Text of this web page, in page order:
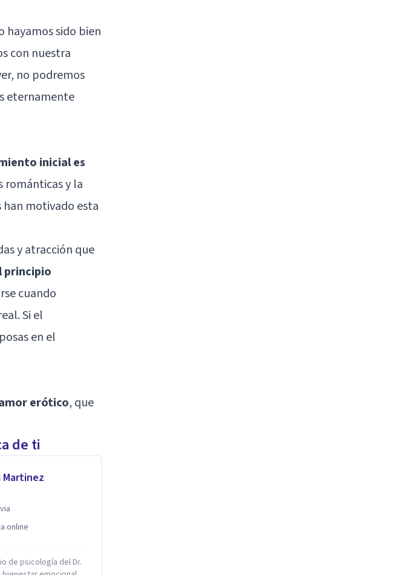
hayamos sido bien
con nuestra
no podremos
eternamente
inicial es
románticas y la
han motivado esta
y atracción que
principio
cuando
Si el
en el
erótico, que
de ti
Martinez
online
de psicología del Dr.